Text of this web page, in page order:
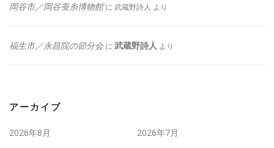
岡谷市／岡谷蚕糸博物館に 武蔵野詩人 より
福生市／永昌院の節分会に 武蔵野詩人 より
アーカイブ
2026年8月
2026年7月